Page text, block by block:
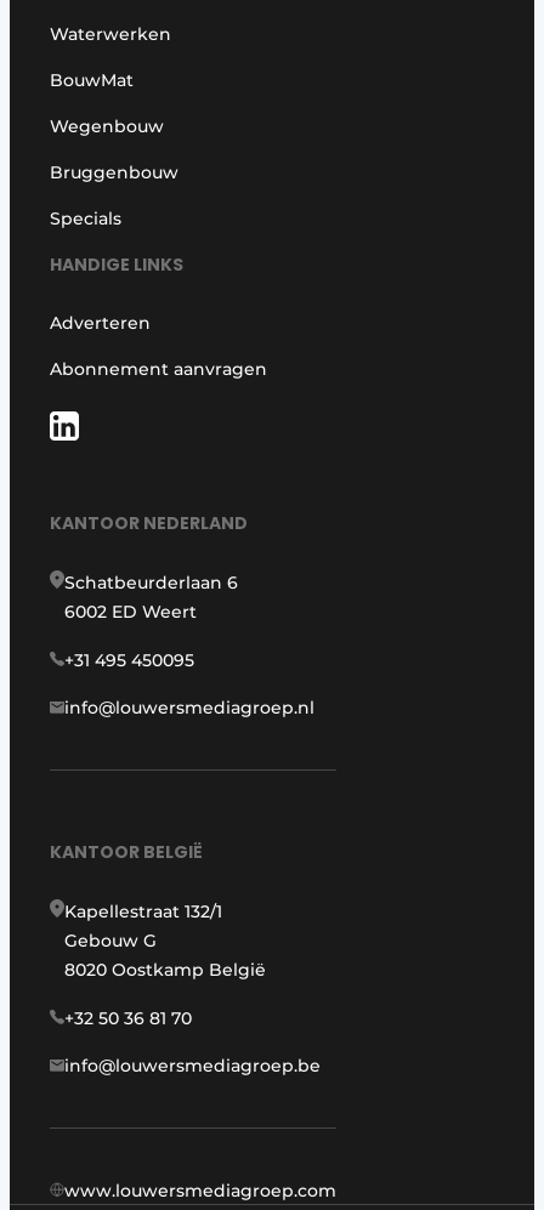
Waterwerken
BouwMat
Wegenbouw
Bruggenbouw
Specials
HANDIGE LINKS
Adverteren
Abonnement aanvragen
KANTOOR NEDERLAND
Schatbeurderlaan 6
6002 ED Weert
+31 495 450095
info@louwersmediagroep.nl
KANTOOR BELGIË
Kapellestraat 132/1
Gebouw G
8020 Oostkamp België
+32 50 36 81 70
info@louwersmediagroep.be
www.louwersmediagroep.com